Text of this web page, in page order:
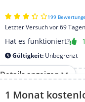
199
Letzter Versuch vor 69
Hat es funktioniert?
Gültigkeit: Unbegrenzt
Details anzeigen
1 Monat